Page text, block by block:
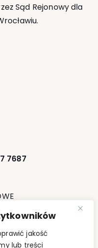
jakość
lub treści
Sąd Rejonowy dla
7687